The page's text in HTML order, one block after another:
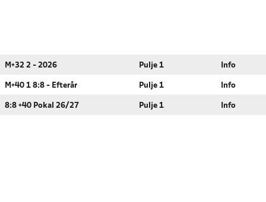
M+32 2 - 2026 Pulje 1 Info
M+40 1 8:8 - Efterår Pulje 1 Info
8:8 +40 Pokal 26/27 Pulje 1 Info